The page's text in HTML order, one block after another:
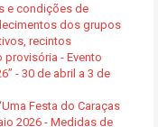
e condições de
dos grupos
recintos
- Evento
- 30 de abril a 3 de
Festa do Caraças
2026 - Medidas de